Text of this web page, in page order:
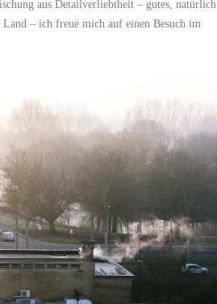
aus Detailverliebtheit – gutes, natürlich
Land – ich freue mich auf einen Besuch im